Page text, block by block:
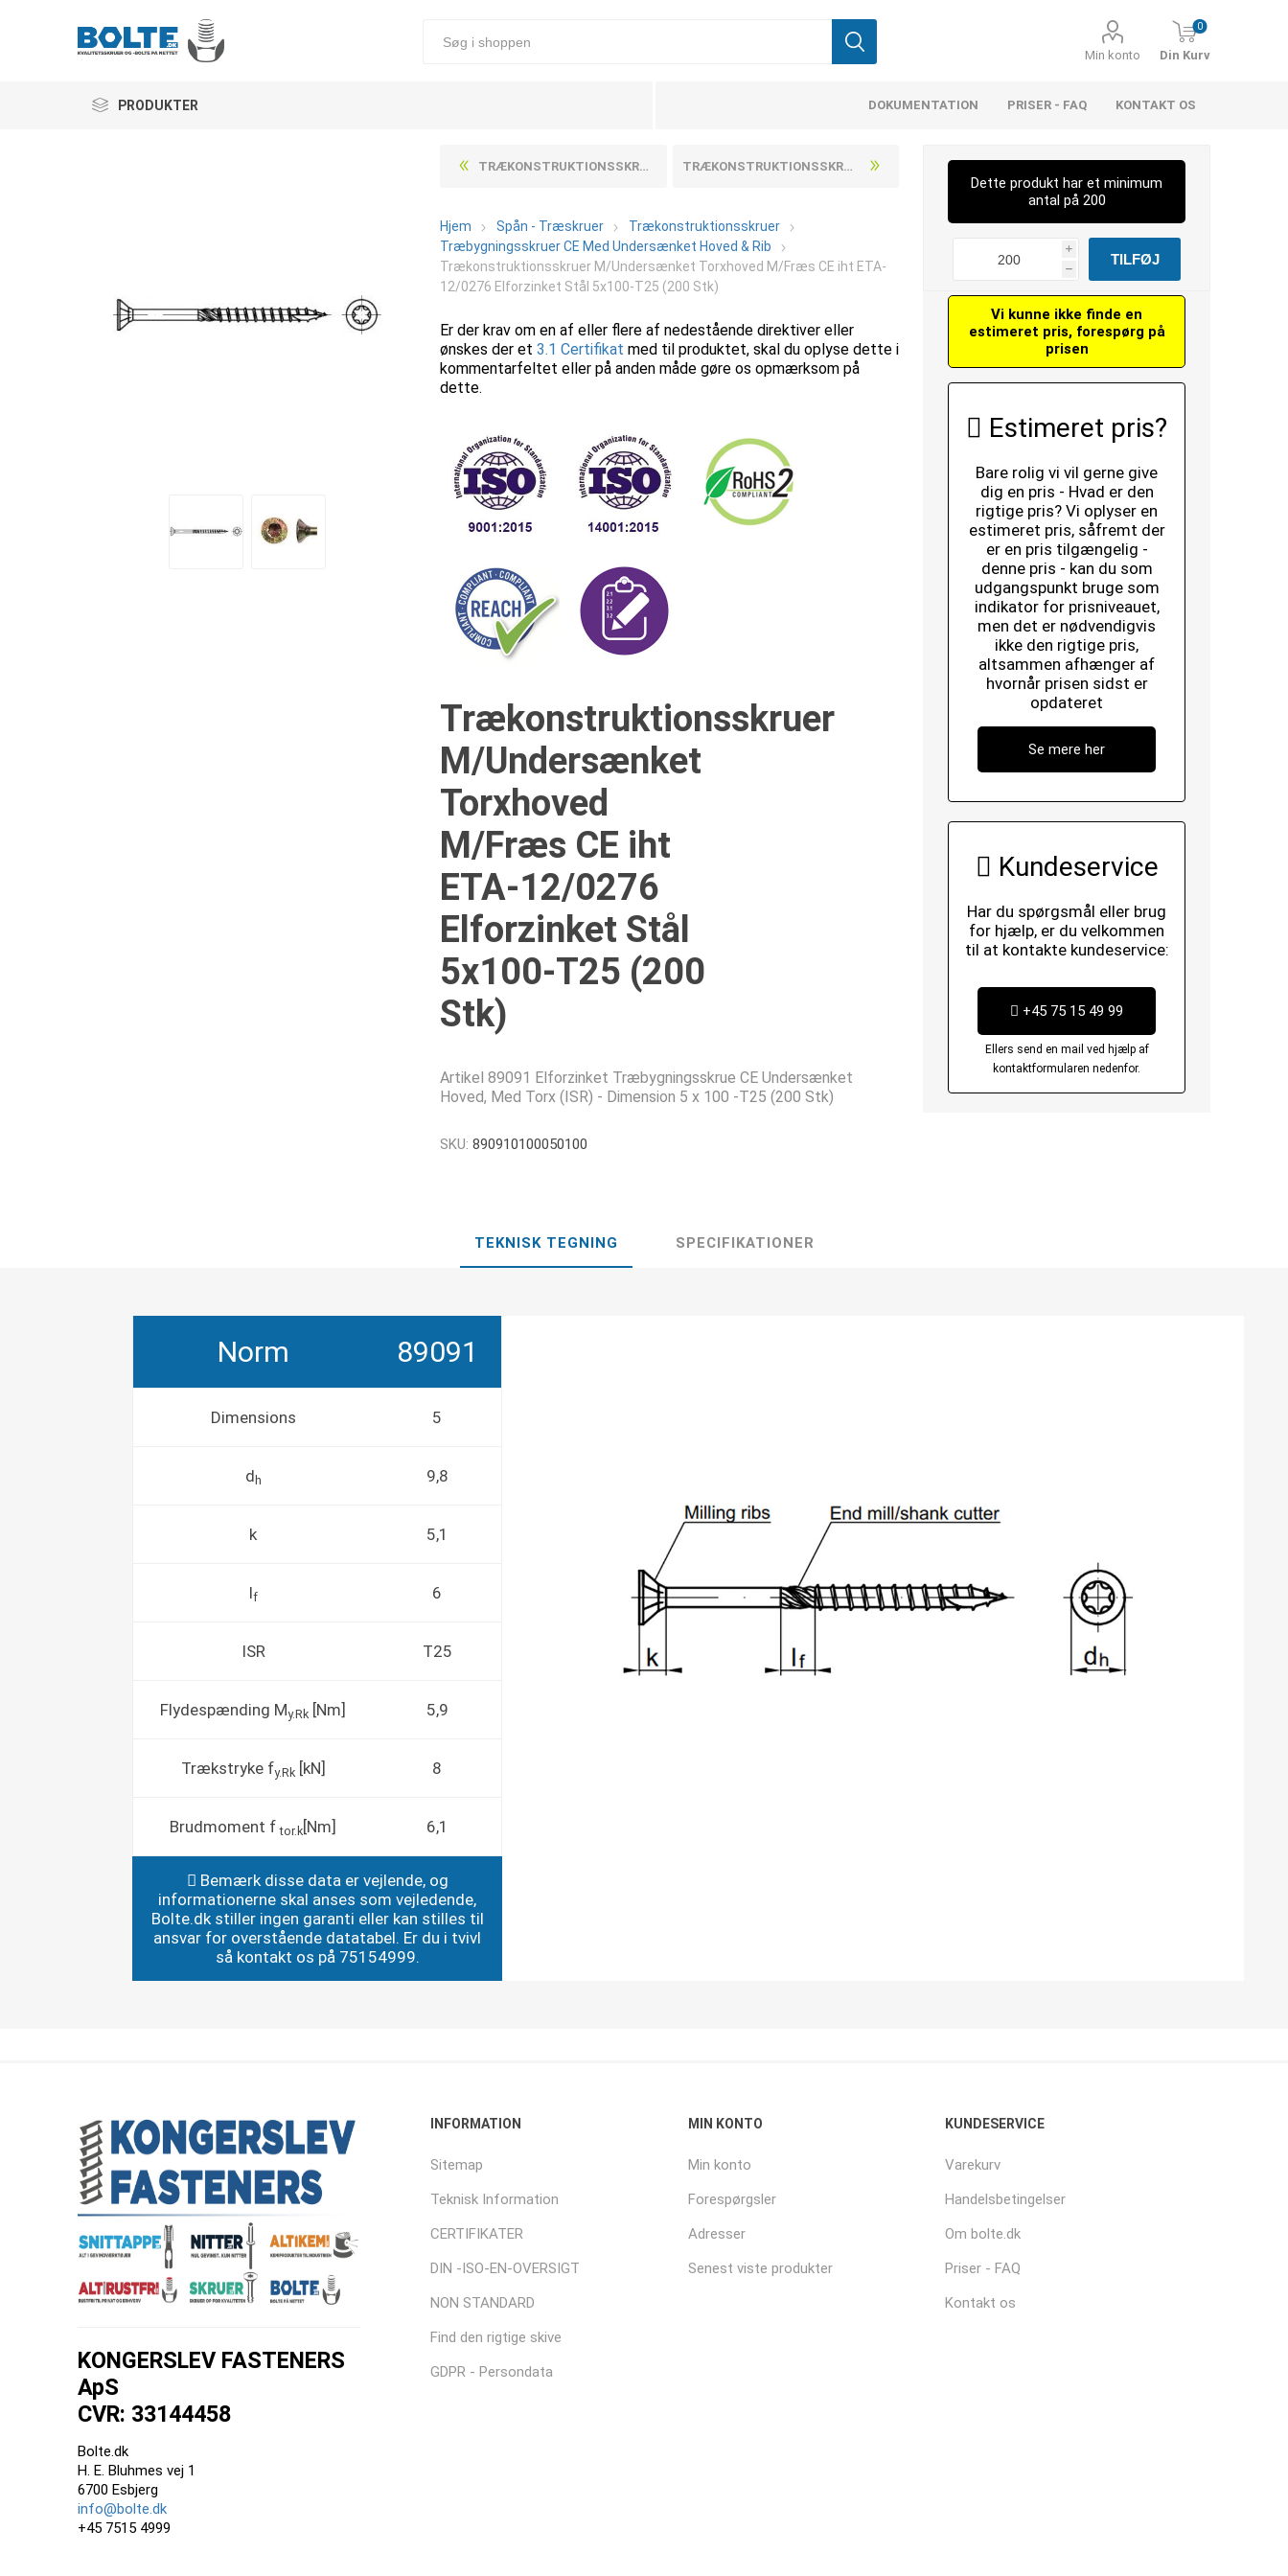
Min konto
0
Din Kurv
PRODUKTER DOKUMENTATION PRISER - FAQ KONTAKT OS
TRÆKONSTRUKTIONSSKRUER M/UNDERSÆNKET TORXHOVED M/FRÆS CE IHT ETA-12/0276 ELFORZINKET STÅL 4X80-T20 (200 STK) TRÆKONSTRUKTIONSSKRUER M/UNDERSÆNKET TORXHOVED M/FRÆS CE IHT ETA-12/0276 ELFORZINKET STÅL 5X120-T25 (200 STK)
Hjem Spån - Træskruer
Trækonstruktionsskruer
Træbygningsskruer CE Med Undersænket Hoved & Rib
Trækonstruktionsskruer M/Undersænket Torxhoved M/Fræs CE iht ETA-
12/0276 Elforzinket Stål 5x100-T25 (200 Stk)
Er der krav om en af eller flere af nedestående direktiver eller
ønskes der et3.1 Certifikat med til produktet, skal du oplyse dette i
kommentarfeltet eller på anden måde gøre os opmærksom på
dette.
Trækonstruktionsskruer
M/Undersænket
Torxhoved
M/Fræs CE iht
ETA-12/0276
Elforzinket Stål
5x100-T25 (200
Stk)
Artikel 89091 Elforzinket Træbygningsskrue CE Undersænket
Hoved, Med Torx (ISR) - Dimension 5 x 100 -T25 (200 Stk)
SKU: 890910100050100
Dette produkt har et minimum
antal på 200
i
h
Vi kunne ikke finde en
estimeret pris, forespørg på
prisen
Estimeret pris?
Bare rolig vi vil gerne give
dig en pris - Hvad er den
rigtige pris? Vi oplyser en
estimeret pris, såfremt der
er en pris tilgængelig -
denne pris - kan du som
udgangspunkt bruge som
indikator for prisniveauet,
men det er nødvendigvis
ikke den rigtige pris,
altsammen afhænger af
hvornår prisen sidst er
opdateret
Se mere her
Kundeservice
Har du spørgsmål eller brug
for hjælp, er du velkommen
til at kontakte kundeservice:
+45 75 15 49 99
Ellers send en mail ved hjælp af
kontaktformularen nedenfor.
TEKNISK TEGNING SPECIFIKATIONER
Norm 89091
Dimensions 5
d h 9,8
k 5,1
lf 6
ISR T25
Flydespænding My.Rk [Nm] 5,9
Trækstryke fy.Rk[kN] 8
Brudmoment ftor.k [Nm] 6,1
Bemærk disse data er vejlende, og
informationerne skal anses som vejledende,
Bolte.dk stiller ingen garanti eller kan stilles til
ansvar for overstående datatabel. Er du i tvivl
så kontakt os på 75154999.
KONGERSLEV FASTENERS
ApS
CVR: 33144458
Bolte.dk
H. E. Bluhmes vej 1
6700 Esbjerg
info@bolte.dk
+45 7515 4999
INFORMATION
Sitemap
Teknisk Information
CERTIFIKATER
DIN -ISO-EN-OVERSIGT
NON STANDARD
Find den rigtige skive
GDPR - Persondata
MIN KONTO
Min konto
Forespørgsler
Adresser
Senest viste produkter
KUNDESERVICE
Varekurv
Handelsbetingelser
Om bolte.dk
Priser - FAQ
Kontakt os